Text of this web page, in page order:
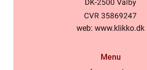
web: www.klikko.dk
Menu